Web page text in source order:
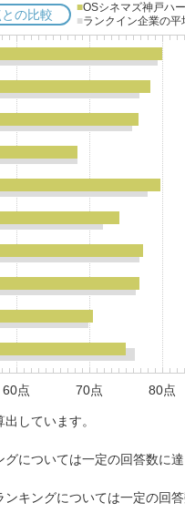
の比較 ■OSシネマズ神戸ハーバ
■ランクイン企業の平
60点 70点 80点
しています。
については一定の回答数に
キングについては一定の回